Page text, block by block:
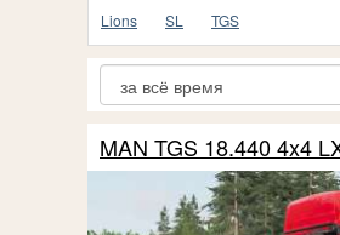
Lions SL TGS
MAN TGS 18.440 4x4